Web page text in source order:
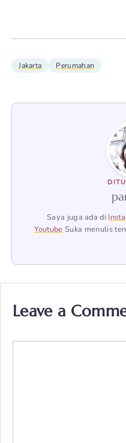
Jakarta Perumahan
Saya juga ada di
Youtube Suka menulis
Leave a